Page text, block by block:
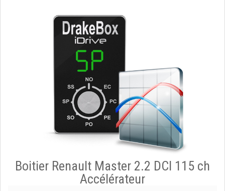
Boitier Renault Master 2.2 DCI 115 ch
Accélérateur